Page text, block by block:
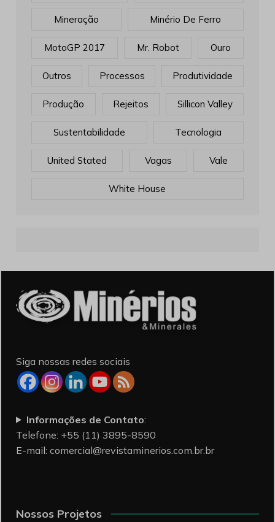
Mineração Minério De Ferro
MotoGP 2017 Mr. Robot Ouro
Outros Processos Produtividade
Produção Rejeitos Sillicon Valley
Sustentabilidade Tecnologia
United Stated Vagas Vale
White House
Siga nossas redes sociais
Informações de Contato:
Telefone: +55 (11) 3895-8590
E-mail: comercial@revistaminerios.com.br.br
Nossos Projetos